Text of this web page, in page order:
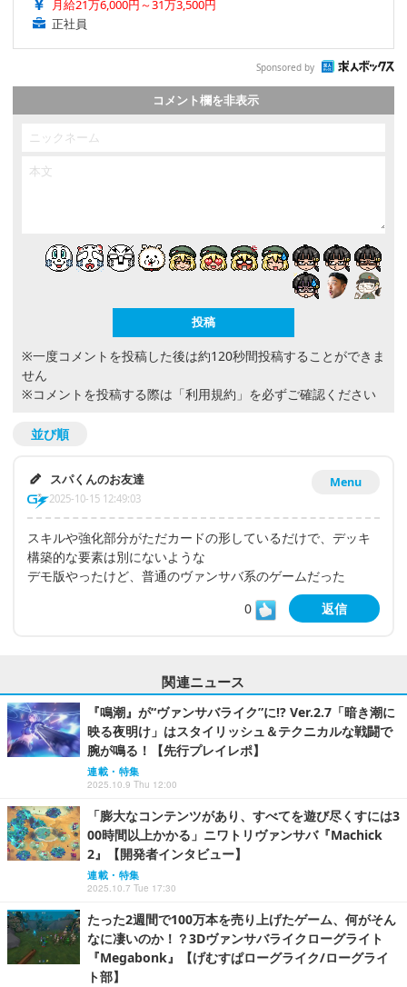
月給21万6,000円～31万3,500円
正社員
Sponsored by
コメント欄を非表示
※一度コメントを投稿した後は約120秒間投稿することができま
せん
※コメントを投稿する際は 「利用規約」 を必ずご確認ください
並び順
Menu
スパくんのお友達
2025-10-15 12:49:03
スキルや強化部分がただカードの形しているだけで、デッキ
構築的な要素は別にないような
デモ版やったけど、普通のヴァンサバ系のゲームだった
0
返信
関連ニュース
『鳴潮』が“ヴァンサバライク”に!? Ver.2.7「暗き潮に
映る夜明け」はスタイリッシュ＆テクニカルな戦闘で
腕が鳴る！【先行プレイレポ】
連載・特集
2025.10.9 Thu 12:00
「膨大なコンテンツがあり、すべてを遊び尽くすには3
00時間以上かかる」ニワトリヴァンサバ『Machick
2』【開発者インタビュー】
連載・特集
2025.10.7 Tue 17:30
たった2週間で100万本を売り上げたゲーム、何がそん
なに凄いのか！？3Dヴァンサバライクローグライト
『Megabonk』【げむすぱローグライク/ローグライ
ト部】